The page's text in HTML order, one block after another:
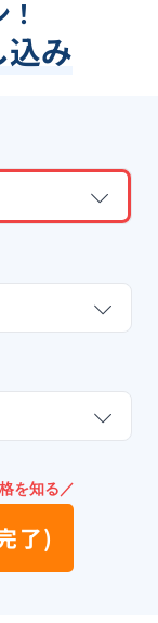
込み
を知る／
了)